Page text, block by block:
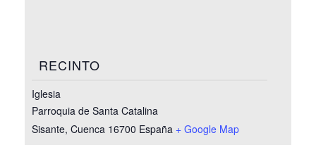
RECINTO
Iglesia
Parroquia de Santa Catalina
Sisante, Cuenca 16700 España + Google Map